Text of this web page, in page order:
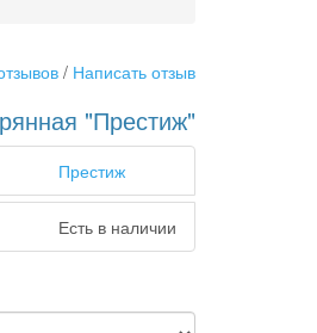
/ Написать отзыв
"Престиж"
Престиж
Есть в наличии